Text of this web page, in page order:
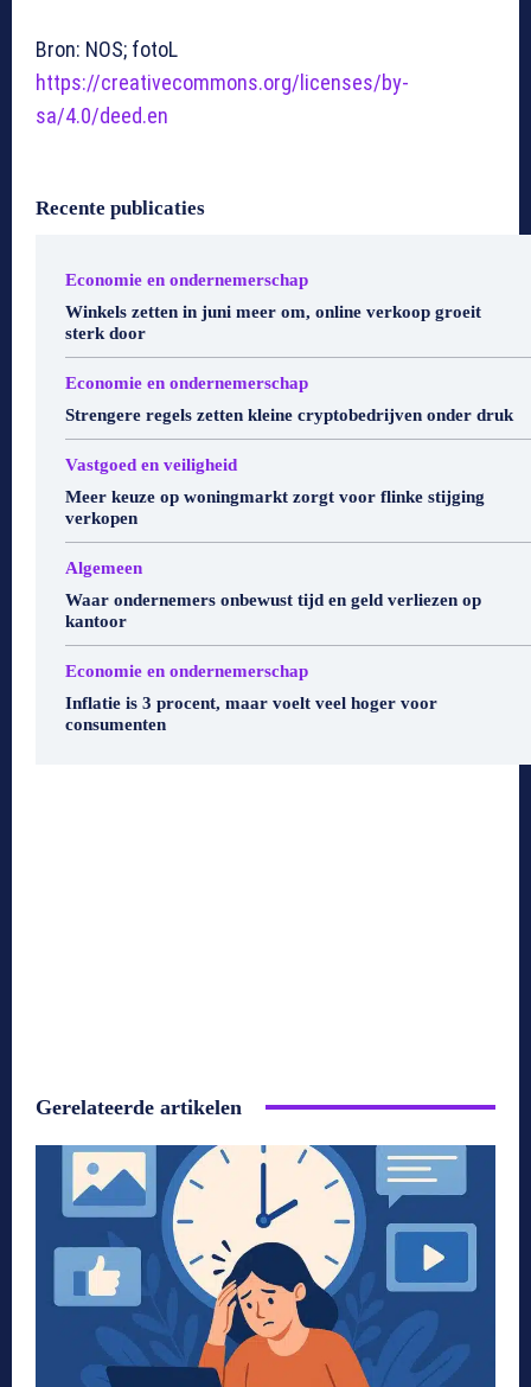
Bron: NOS; fotoL
https://creativecommons.org/licenses/by-
sa/4.0/deed.en
Recente publicaties
Economie en ondernemerschap
Winkels zetten in juni meer om, online verkoop groeit
sterk door
Economie en ondernemerschap
Strengere regels zetten kleine cryptobedrijven onder druk
Vastgoed en veiligheid
Meer keuze op woningmarkt zorgt voor flinke stijging
verkopen
Algemeen
Waar ondernemers onbewust tijd en geld verliezen op
kantoor
Economie en ondernemerschap
Inflatie is 3 procent, maar voelt veel hoger voor
consumenten
Gerelateerde artikelen